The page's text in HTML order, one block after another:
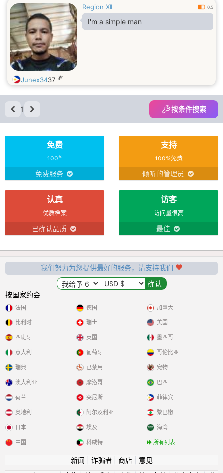
Region XII 0.5
I'm a simple man
Junex3437 岁
1 按条件搜索
免费
100%
免费服务
支持
100%免费
倾听的管理员
认真
优质档案
已确认品质
访客
访问量很高
最佳
我们努力为您提供最好的服务，请支持我们
按国家约会
法国
比利时
西班牙
意大利
瑞典
德国
瑞士
英国
葡萄牙
已禁用
加拿大
美国
墨西哥
哥伦比亚
宠物
澳大利亚
荷兰
奥地利
日本
中国
摩洛哥
突尼斯
阿尔及利亚
埃及
科威特
巴西
菲律宾
黎巴嫩
海湾
所有列表
新闻 诈骗者| 商店| 意见